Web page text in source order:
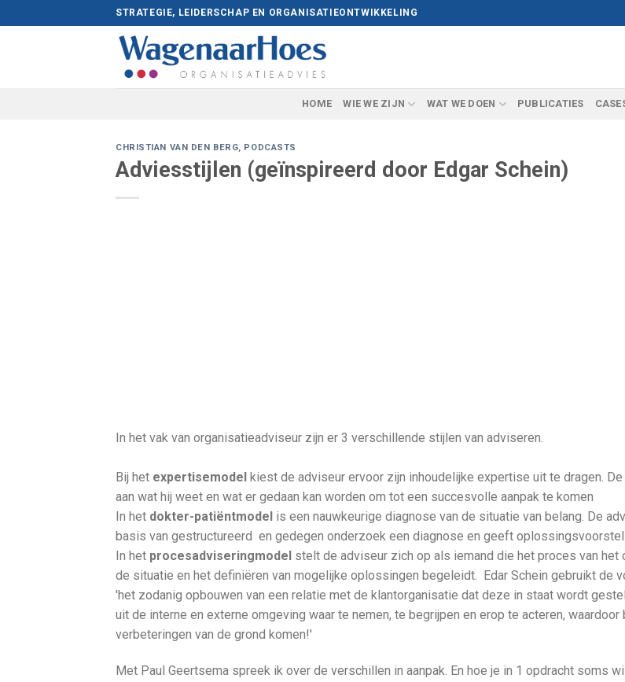
to
STRATEGIE, LEIDERSCHAP EN ORGANISATIEONTWIKKELING
HOME WIE WE ZIJN WAT WE DOEN PUBLICATIES
CHRISTIAN VAN DEN BERG, PODCASTS
Adviesstijlen (geïnspireerd door Edgar Schein)
In het vak van organisatieadviseur zijn er 3 verschillende stijlen van adviseren.
Bij het expertisemodel kiest de adviseur ervoor zijn inhoudelijke expertise uit te dragen.
aan wat hij weet en wat er gedaan kan worden om tot een succesvolle aanpak te komen
In het dokter-patiëntmodel is een nauwkeurige diagnose van de situatie van belang. De
basis van gestructureerd en gedegen onderzoek een diagnose en geeft
In het procesadviseringmodel stelt de adviseur zich op als iemand die het proces van het
de situatie en het definiëren van mogelijke oplossingen begeleidt. Edar Schein gebruikt de
'het zodanig opbouwen van een relatie met de klantorganisatie dat deze in staat wordt
uit de interne en externe omgeving waar te nemen, te begrijpen en erop te acteren, waardoor
verbeteringen van de grond komen!'
Met Paul Geertsema spreek ik over de verschillen in aanpak. En hoe je in 1 opdracht soms